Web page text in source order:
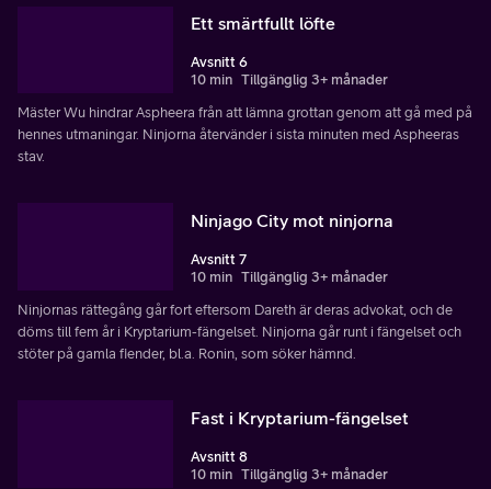
Ett smärtfullt löfte
Avsnitt 6
10 min Tillgänglig 3+ månader
Mäster Wu hindrar Aspheera från att lämna grottan genom att gå med på
hennes utmaningar. Ninjorna återvänder i sista minuten med Aspheeras
stav.
Ninjago City mot ninjorna
Avsnitt 7
10 min Tillgänglig 3+ månader
Ninjornas rättegång går fort eftersom Dareth är deras advokat, och de
döms till fem år i Kryptarium-fängelset. Ninjorna går runt i fängelset och
stöter på gamla fiender, bl.a. Ronin, som söker hämnd.
Fast i Kryptarium-fängelset
Avsnitt 8
10 min Tillgänglig 3+ månader